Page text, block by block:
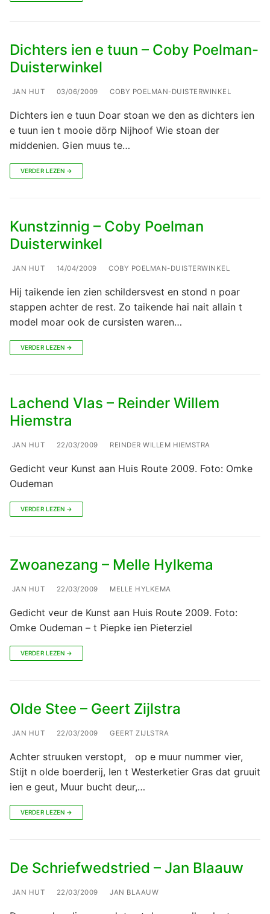
Dichters ien e tuun – Coby Poelman-
Duisterwinkel
JAN HUT 03/06/2009 COBY POELMAN-DUISTERWINKEL
Dichters ien e tuun Doar stoan we den as dichters ien
e tuun ien t mooie dörp Nijhoof Wie stoan der
middenien. Gien muus te…
VERDER LEZEN →
Kunstzinnig – Coby Poelman
Duisterwinkel
JAN HUT 14/04/2009 COBY POELMAN-DUISTERWINKEL
Hij taikende ien zien schildersvest en stond n poar
stappen achter de rest. Zo taikende hai nait allain t
model moar ook de cursisten waren…
VERDER LEZEN →
Lachend Vlas – Reinder Willem
Hiemstra
JAN HUT 22/03/2009 REINDER WILLEM HIEMSTRA
Gedicht veur Kunst aan Huis Route 2009. Foto: Omke
Oudeman
VERDER LEZEN →
Zwoanezang – Melle Hylkema
JAN HUT 22/03/2009 MELLE HYLKEMA
Gedicht veur de Kunst aan Huis Route 2009. Foto:
Omke Oudeman – t Piepke ien Pieterziel
VERDER LEZEN →
Olde Stee – Geert Zijlstra
JAN HUT 22/03/2009 GEERT ZIJLSTRA
Achter struuken verstopt, op e muur nummer vier,
Stijt n olde boerderij, Ien t Westerketier Gras dat gruuit
ien e geut, Muur bucht deur,…
VERDER LEZEN →
De Schriefwedstried – Jan Blaauw
JAN HUT 22/03/2009 JAN BLAAUW